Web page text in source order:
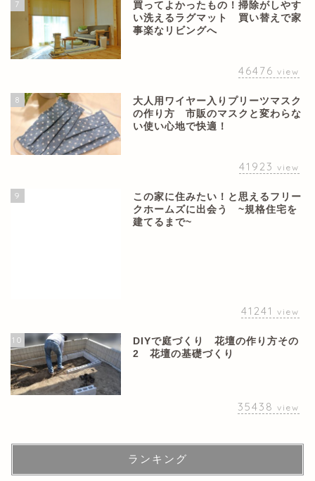
7
買ってよかったもの！掃除がしやす
い洗えるラグマット 買い替えで家
事楽なリビングへ
46476 view
8
大人用ワイヤー入りプリーツマスク
の作り方 市販のマスクと変わらな
い使い心地で快適！
41923 view
9
この家に住みたい！と思えるフリー
クホームズに出会う ~規格住宅を
建てるまで~
41241 view
10
DIYで庭づくり 花壇の作り方その
2 花壇の基礎づくり
35438 view
ランキング